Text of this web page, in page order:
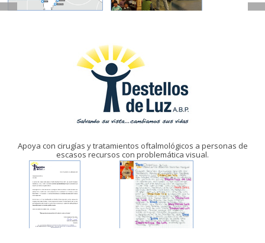
Apoya con cirugías y tratamientos oftalmológicos a personas de
escasos recursos con problemática visual.